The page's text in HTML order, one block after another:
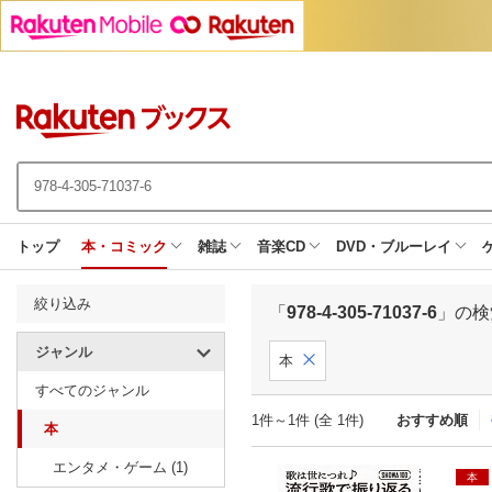
トップ 本・コミック 雑誌 音楽CD DVD・ブルーレイ
絞り込み
ジャンル
すべてのジャンル
本
エンタメ・ゲーム (1)
「 978-4-305-71037-6 」の
本
1件～1件 (全 1件) おすすめ順
本